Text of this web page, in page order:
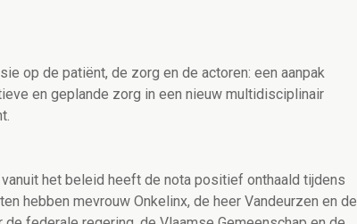
op de patiënt, de zorg en de actoren: een aanpak
en geplande zorg in een nieuw multidisciplinair
het beleid heeft de nota positief onthaald tijdens
hebben mevrouw Onkelinx, de heer Vandeurzen en de